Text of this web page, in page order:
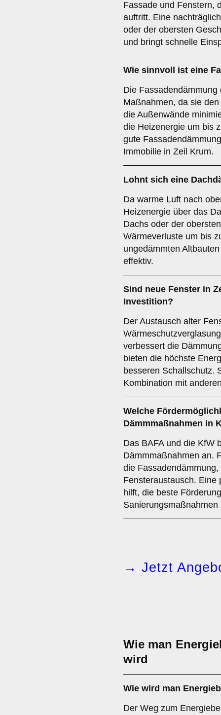
Fassade und Fenstern,
auftritt. Eine
oder der obersten
und bringt schnelle
Wie sinnvoll ist eine
Die
Maßnahmen, da sie
die Außenwände
die Heizenergie um bis
gute
Immobilie in Zeil Krum.
Lohnt sich eine
Da warme Luft nach
Heizenergie über das
Dachs oder der
Wärmeverluste um bis
ungedämmten
effektiv.
Sind neue Fenster in
Investition?
Der Austausch alter
verbessert die
bieten die höchste
besseren Schallschutz.
Kombination mit
Welche
Dämmmaßnahmen in
Das BAFA und die KfW
Dämmmaßnahmen an.
die
Fensteraustausch. Eine
hilft, die beste
Sanierungsmaßnahmen
→ Jetzt
Wie man
wird
Wie wird man
Der Weg zum